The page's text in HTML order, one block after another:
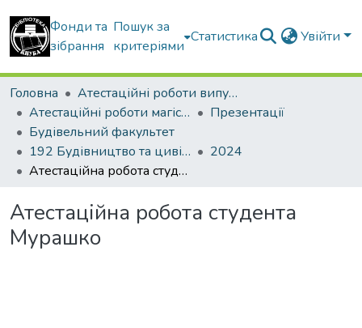
Фонди та
зібрання
Пошук за
критеріями
Статистика Увійти
Головна
Атестаційні роботи випускників
Атестаційні роботи магістрів
Презентації
Будівельний факультет
192 Будівництво та цивільна інженерія. Промислове і цивільне будівництво
2024
Атестаційна робота студента Мурашко
Атестаційна робота студента
Мурашко